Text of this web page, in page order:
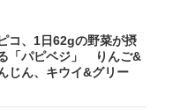
コ、1日62gの野菜が摂
「パピベジ」 りんご&
じん、キウイ&グリー